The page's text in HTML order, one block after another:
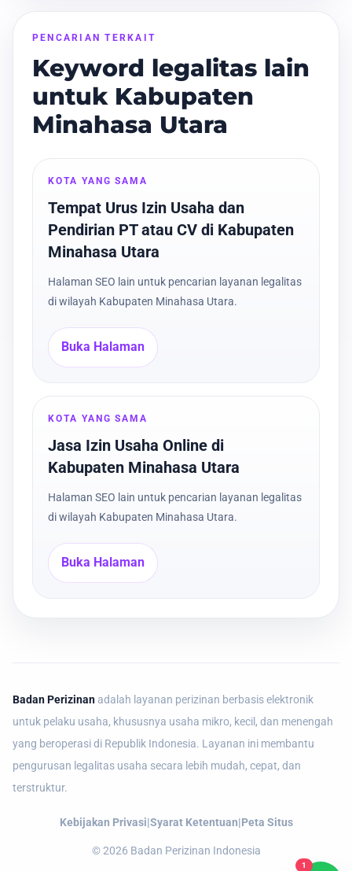
PENCARIAN TERKAIT
Keyword legalitas lain
untuk Kabupaten
Minahasa Utara
KOTA YANG SAMA
Tempat Urus Izin Usaha dan
Pendirian PT atau CV di Kabupaten
Minahasa Utara
Halaman SEO lain untuk pencarian layanan legalitas
di wilayah Kabupaten Minahasa Utara.
Buka Halaman
KOTA YANG SAMA
Jasa Izin Usaha Online di
Kabupaten Minahasa Utara
Halaman SEO lain untuk pencarian layanan legalitas
di wilayah Kabupaten Minahasa Utara.
Buka Halaman
Badan Perizinan adalah layanan perizinan berbasis elektronik
untuk pelaku usaha, khususnya usaha mikro, kecil, dan menengah
yang beroperasi di Republik Indonesia. Layanan ini membantu
pengurusan legalitas usaha secara lebih mudah, cepat, dan
terstruktur.
Kebijakan Privasi|Syarat Ketentuan|Peta Situs
©2026 Badan Perizinan Indonesia
1